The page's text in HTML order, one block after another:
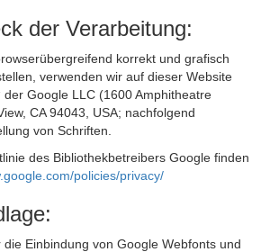
der Verarbeitung:
korrekt und grafisch
verwenden wir auf dieser Website
der Google LLC (1600 Amphitheatre
CA 94043, USA; nachfolgend
von Schriften.
des Bibliothekbetreibers Google finden
policies/privacy/
Einbindung von Google Webfonts und